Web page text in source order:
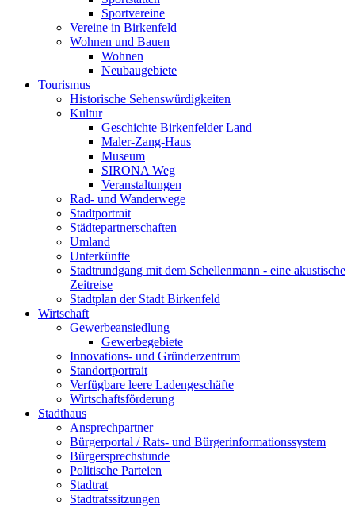
Sportvereine
Vereine in Birkenfeld
Wohnen und Bauen
Wohnen
Neubaugebiete
Tourismus
Historische Sehenswürdigkeiten
Kultur
Geschichte Birkenfelder Land
Maler-Zang-Haus
Museum
SIRONA Weg
Veranstaltungen
Rad- und Wanderwege
Stadtportrait
Städtepartnerschaften
Umland
Unterkünfte
Stadtrundgang mit dem Schellenmann - eine akustische
Zeitreise
Stadtplan der Stadt Birkenfeld
Wirtschaft
Gewerbeansiedlung
Gewerbegebiete
Innovations- und Gründerzentrum
Standortportrait
Verfügbare leere Ladengeschäfte
Wirtschaftsförderung
Stadthaus
Ansprechpartner
Bürgerportal / Rats- und Bürgerinformationssystem
Bürgersprechstunde
Politische Parteien
Stadtrat
Stadtratssitzungen